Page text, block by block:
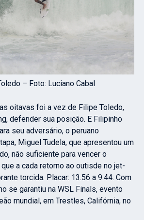
– Foto: Luciano Cabal
oitavas foi a vez de Filipe Toledo,
defender sua posição. E Filipinho
seu adversário, o peruano
Miguel Tudela, que apresentou um
não suficiente para vencer o
a cada retorno ao outisde no jet-
torcida. Placar: 13.56 a 9.44. Com
se garantiu na WSL Finals, evento
mundial, em Trestles, Califórnia, no